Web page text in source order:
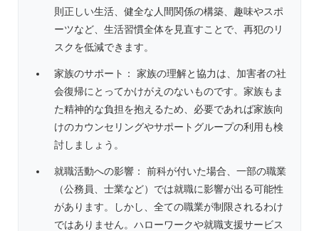
則正しい生活、健全な人間関係の構築、趣味やスポ
ーツなど、生活習慣全体を見直すことで、再犯のリ
スクを低減できます。
家族のサポート： 家族の理解と協力は、加害者の社
会復帰にとってかけがえのないものです。家族もま
た精神的な負担を抱えるため、必要であれば家族向
けのカウンセリングやサポートグループの利用も検
討しましょう。
就職活動への影響： 前科が付いた場合、一部の職業
（公務員、士業など）では就職に影響が出る可能性
があります。しかし、全ての職業が制限されるわけ
ではありません。ハローワークや就職支援サービス